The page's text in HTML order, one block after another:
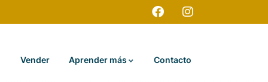
Vender Aprender más Contacto